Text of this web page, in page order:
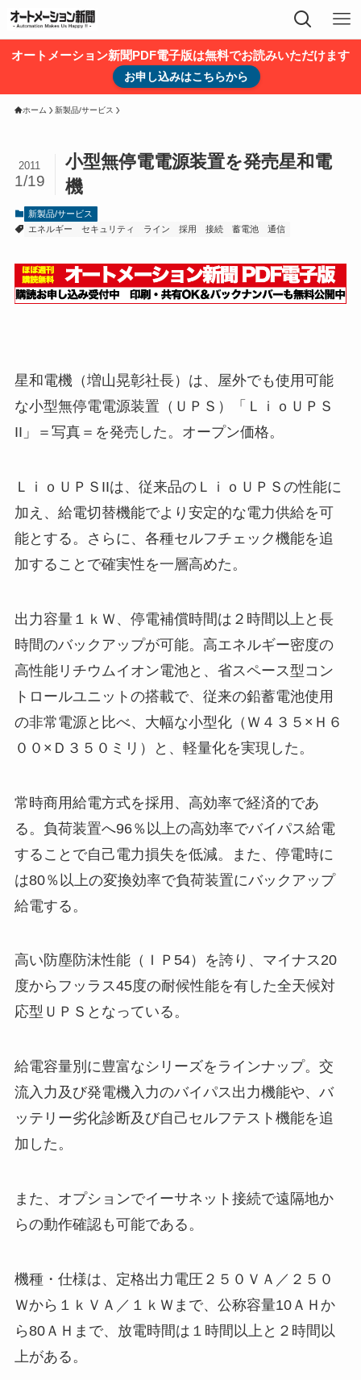
オートメーション新聞PDF電子版は無料でお読みいただけます
お申し込みはこちらから
ホーム 新製品/サービス
小型無停電電源装置を発売星和電
機
2011
1/19
新製品/サービス
エネルギー
セキュリティ ライン 採用 接続 蓄電池 通信
星和電機（増山晃彰社長）は、屋外でも使用可能
な小型無停電電源装置（ＵＰＳ）「ＬｉｏＵＰＳ
II」＝写真＝を発売した。オープン価格。
ＬｉｏＵＰＳIIは、従来品のＬｉｏＵＰＳの性能に
加え、給電切替機能でより安定的な電力供給を可
能とする。さらに、各種セルフチェック機能を追
加することで確実性を一層高めた。
出力容量１ｋＷ、停電補償時間は２時間以上と長
時間のバックアップが可能。高エネルギー密度の
高性能リチウムイオン電池と、省スペース型コン
トロールユニットの搭載で、従来の鉛蓄電池使用
の非常電源と比べ、大幅な小型化（Ｗ４３５×Ｈ６
００×Ｄ３５０ミリ）と、軽量化を実現した。
常時商用給電方式を採用、高効率で経済的であ
る。負荷装置へ96％以上の高効率でバイパス給電
することで自己電力損失を低減。また、停電時に
は80％以上の変換効率で負荷装置にバックアップ
給電する。
高い防塵防沫性能（ＩＰ54）を誇り、マイナス20
度からフッラス45度の耐候性能を有した全天候対
応型ＵＰＳとなっている。
給電容量別に豊富なシリーズをラインナップ。交
流入力及び発電機入力のバイパス出力機能や、バ
ッテリー劣化診断及び自己セルフテスト機能を追
加した。
また、オプションでイーサネット接続で遠隔地か
らの動作確認も可能である。
機種・仕様は、定格出力電圧２５０ＶＡ／２５０
Ｗから１ｋＶＡ／１ｋＷまで、公称容量10ＡＨか
ら80ＡＨまで、放電時間は１時間以上と２時間以
上がある。